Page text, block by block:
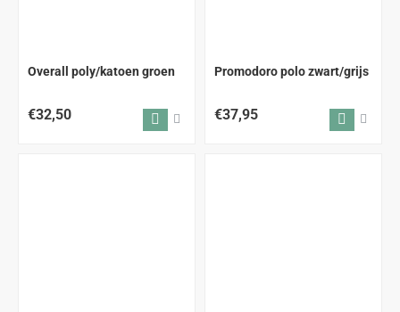
Overall poly/katoen groen
€32,50
Promodoro polo zwart/grijs
€37,95